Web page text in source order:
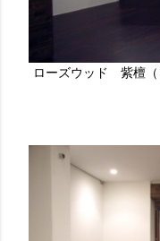
ローズウッド 紫檀（